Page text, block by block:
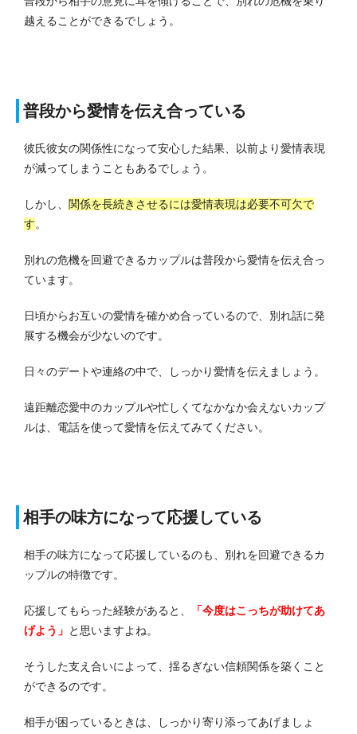
越えることができるでしょう。
普段から愛情を伝え合っている
彼氏彼女の関係性になって安心した結果、以前より愛情表現
が減ってしまうこともあるでしょう。
しかし、 関係を長続きさせるには愛情表現は必要不可欠で
す。
別れの危機を回避できるカップルは普段から愛情を伝え合っ
ています。
日頃からお互いの愛情を確かめ合っているので、別れ話に発
展する機会が少ないのです。
日々のデートや連絡の中で、しっかり愛情を伝えましょう。
遠距離恋愛中のカップルや忙しくてなかなか会えないカップ
ルは、電話を使って愛情を伝えてみてください。
相手の味方になって応援している
相手の味方になって応援しているのも、別れを回避できるカ
ップルの特徴です。
応援してもらった経験があると、
「今度はこっちが助けてあ
げよう」 と思いますよね。
そうした支え合いによって、揺るぎない信頼関係を築くこと
ができるのです。
相手が困っているときは、しっかり寄り添ってあげましょ